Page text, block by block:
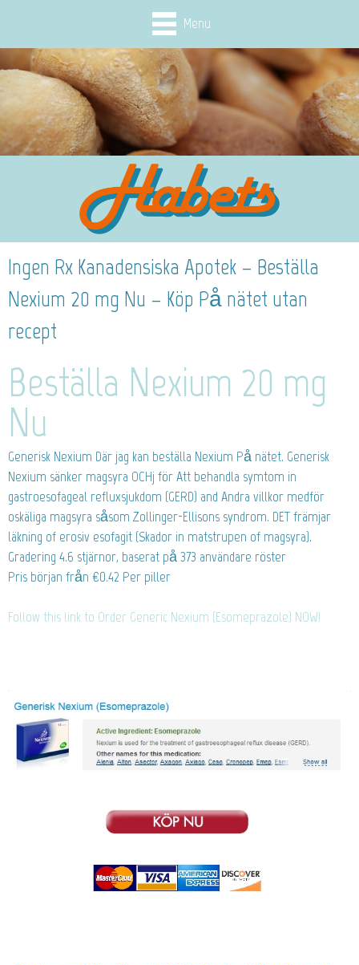
Menu
Ingen Rx Kanadensiska Apotek – Beställa
Nexium 20 mg Nu – Köp På nätet utan
recept
Beställa Nexium 20 mg
Nu
Generisk Nexium Där jag kan beställa Nexium På nätet. Generisk
Nexium sänker magsyra OCHj för Att behandla symtom in
gastroesofageal refluxsjukdom (GERD) and Andra villkor medför
oskäliga magsyra såsom Zollinger-Ellisons syndrom. DET främjar
läkning of erosiv esofagit (Skador in matstrupen of magsyra).
Gradering 4.6 stjärnor, baserat på373 användare röster
Pris början från €0.42 Per piller
Follow this link to Order Generic Nexium (Esomeprazole) NOW!